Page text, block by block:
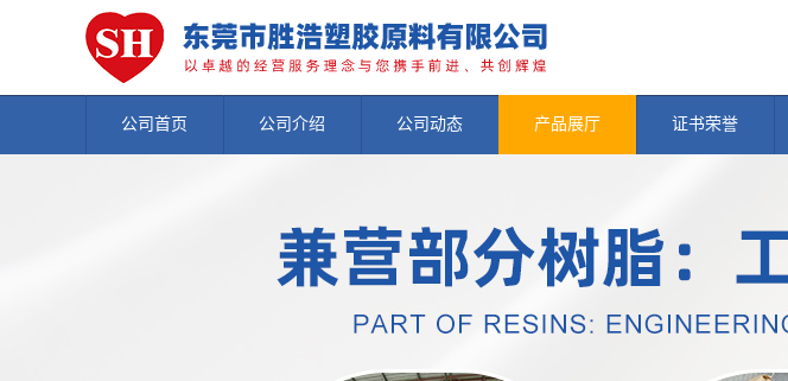
公司首页 公司介绍 公司动态 产品展厅 证书荣誉